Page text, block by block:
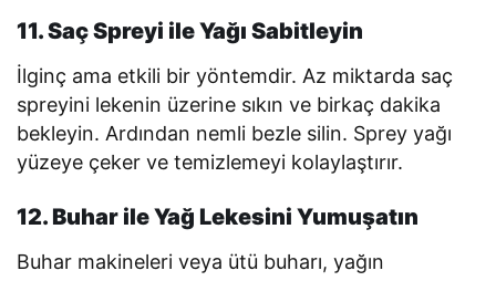
11. Saç Spreyi ile Yağı Sabitleyin
İlginç ama etkili bir yöntemdir. Az miktarda saç
spreyini lekenin üzerine sıkın ve birkaç dakika
bekleyin. Ardından nemli bezle silin. Sprey yağı
yüzeye çeker ve temizlemeyi kolaylaştırır.
12. Buhar ile Yağ Lekesini Yumuşatın
Buhar makineleri veya ütü buharı, yağın